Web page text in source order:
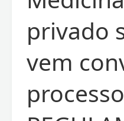
privado
vem